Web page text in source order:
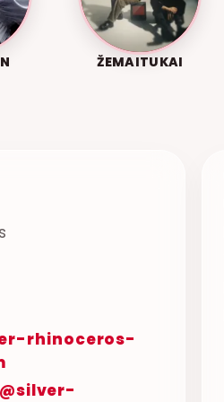
ŽEMAITUKAI
rhinoceros-